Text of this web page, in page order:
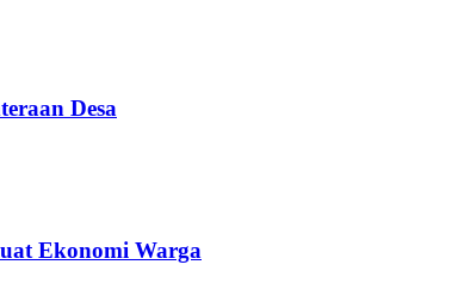
Desa
Ekonomi Warga